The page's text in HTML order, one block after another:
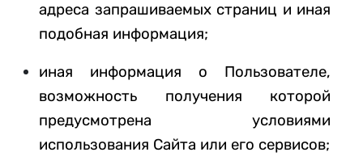
адреса запрашиваемых страниц и иная
подобная информация;
иная информация о Пользователе,
возможность получения которой
предусмотрена условиями
использования Сайта или его сервисов;